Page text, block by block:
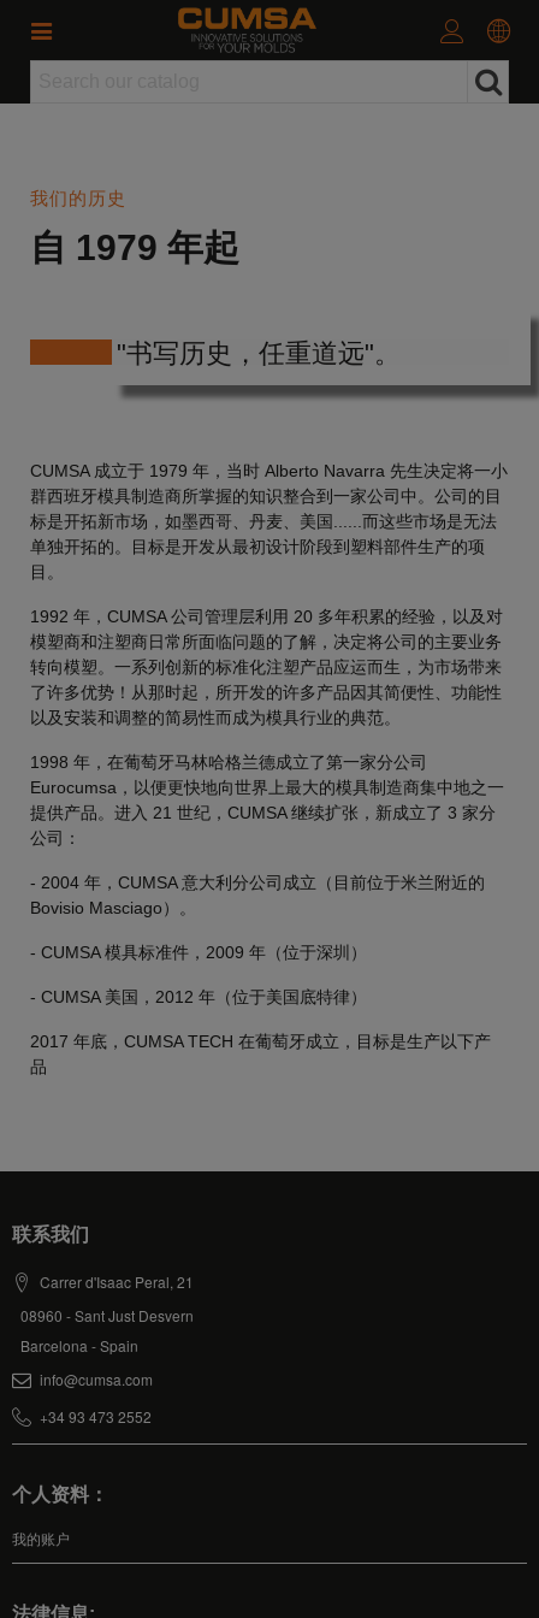
我们的历史
自 1979 年起
"书写历史，任重道远"。
CUMSA 成立于 1979 年，当时 Alberto Navarra 先生决定将一小
群西班牙模具制造商所掌握的知识整合到一家公司中。公司的目
标是开拓新市场，如墨西哥、丹麦、美国......而这些市场是无法
单独开拓的。目标是开发从最初设计阶段到塑料部件生产的项
目。
1992 年，CUMSA 公司管理层利用 20 多年积累的经验，以及对
模塑商和注塑商日常所面临问题的了解，决定将公司的主要业务
转向模塑。一系列创新的标准化注塑产品应运而生，为市场带来
了许多优势！从那时起，所开发的许多产品因其简便性、功能性
以及安装和调整的简易性而成为模具行业的典范。
1998 年，在葡萄牙马林哈格兰德成立了第一家分公司
Eurocumsa，以便更快地向世界上最大的模具制造商集中地之一
提供产品。进入 21 世纪，CUMSA 继续扩张，新成立了 3 家分
公司：
- 2004 年，CUMSA 意大利分公司成立（目前位于米兰附近的
Bovisio Masciago）。
- CUMSA 模具标准件，2009 年（位于深圳）
- CUMSA 美国，2012 年（位于美国底特律）
2017 年底，CUMSA TECH 在葡萄牙成立，目标是生产以下产
品
联系我们
Carrer d'Isaac Peral, 21
08960 - Sant Just Desvern
Barcelona - Spain
info@cumsa.com
+34 93 473 2552
个人资料：
我的账户
法律信息: